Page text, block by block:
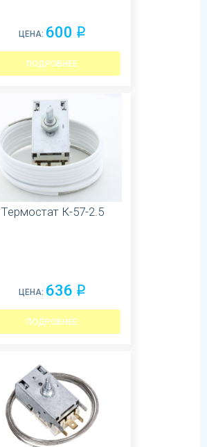
ЦЕНА: 600 q
ПОДРОБНЕЕ
Термостат К-57-2.5
ЦЕНА: 636 q
ПОДРОБНЕЕ